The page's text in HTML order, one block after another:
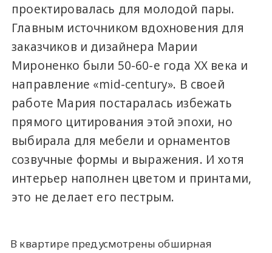
проектировалась для молодой пары.
Главным источником вдохновения для
заказчиков и дизайнера Марии
Мироненко были 50-60-е года ХХ века и
направление «mid-century». В своей
работе Мария постаралась избежать
прямого цитирования этой эпохи, но
выбирала для мебели и орнаментов
созвучные формы и выражения. И хотя
интерьер наполнен цветом и принтами,
это не делает его пестрым.
В квартире предусмотрены обширная